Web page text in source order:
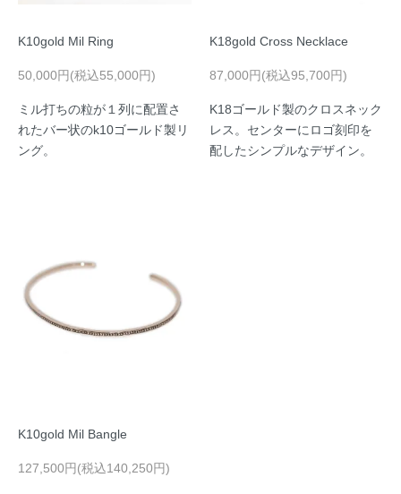
K10gold Mil Ring
50,000円(税込55,000円)
ミル打ちの粒が１列に配置さ
れたバー状のk10ゴールド製リ
ング。
K18gold Cross Necklace
87,000円(税込95,700円)
K18ゴールド製のクロスネック
レス。センターにロゴ刻印を
配したシンプルなデザイン。
K10gold Mil Bangle
127,500円(税込140,250円)